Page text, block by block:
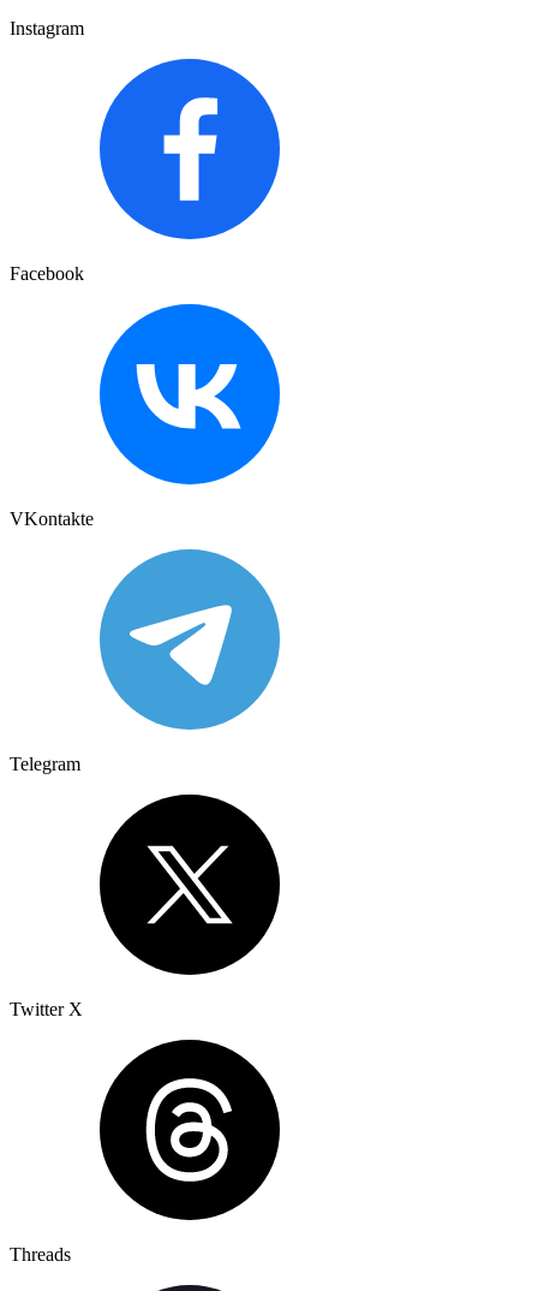
Instagram
Facebook
VKontakte
Telegram
Twitter X
Threads